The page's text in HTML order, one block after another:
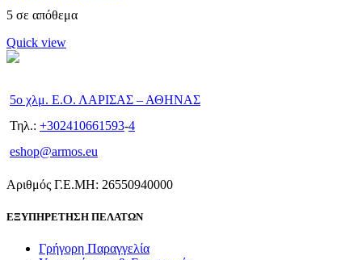
5 σε απόθεμα
Quick view
5ο χλμ. Ε.Ο. ΛΑΡΙΣΑΣ – ΑΘΗΝΑΣ
Τηλ.: +302410661593-4
eshop@armos.eu
Αριθμός Γ.Ε.ΜΗ: 26550940000
ΕΞΥΠΗΡΕΤΗΣΗ ΠΕΛΑΤΩΝ
Γρήγορη Παραγγελία